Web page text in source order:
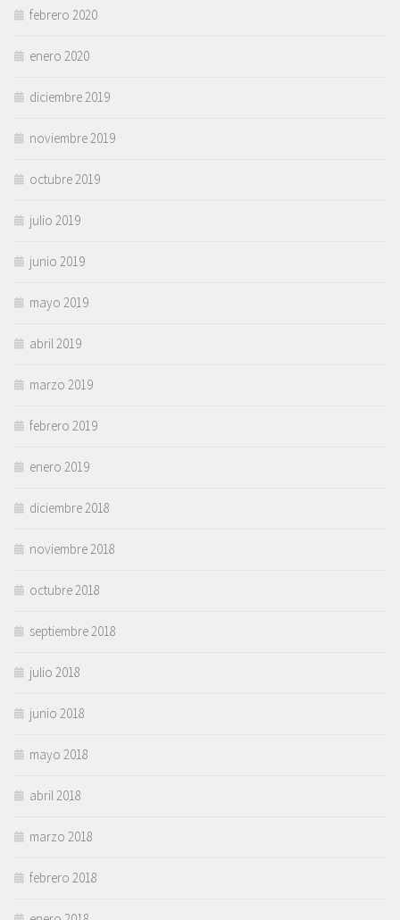
febrero 2020
enero 2020
diciembre 2019
noviembre 2019
octubre 2019
julio 2019
junio 2019
mayo 2019
abril 2019
marzo 2019
febrero 2019
enero 2019
diciembre 2018
noviembre 2018
octubre 2018
septiembre 2018
julio 2018
junio 2018
mayo 2018
abril 2018
marzo 2018
febrero 2018